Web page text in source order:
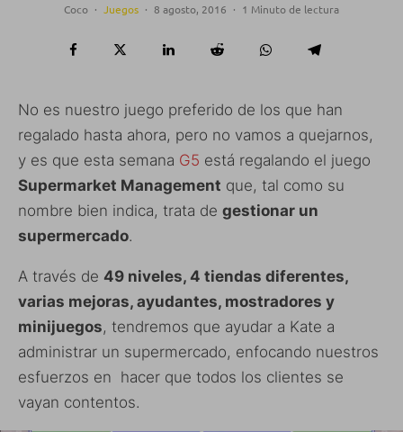
Coco · Juegos · 8 agosto, 2016 · 1 Minuto de lectura
No es nuestro juego preferido de los que han
regalado hasta ahora, pero no vamos a quejarnos,
y es que esta semana G5 está regalando el juego
Supermarket Management que, tal como su
nombre bien indica, trata de gestionar un
supermercado.
A través de 49 niveles, 4 tiendas diferentes,
varias mejoras, ayudantes, mostradores y
minijuegos, tendremos que ayudar a Kate a
administrar un supermercado, enfocando nuestros
esfuerzos en hacer que todos los clientes se
vayan contentos.